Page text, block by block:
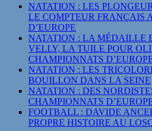
NATATION : LES
LE COMPTEUR FRANÇAIS
D’EUROPE
NATATION : LA MÉDAILLE
VELLY, LA TUILE POUR
CHAMPIONNATS
NATATION : LES
BOUILLON DANS LA SEINE
NATATION : DES
CHAMPIONNATS
FOOTBALL : DAVIDE
PROPRE HISTOIRE AU